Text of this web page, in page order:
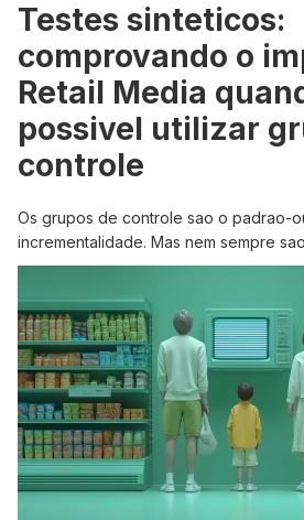
Testes sinteticos:
comprovando o
Retail Media
possivel utilizar
controle
Os grupos de controle sao o padrao-
incrementalidade. Mas nem sempre